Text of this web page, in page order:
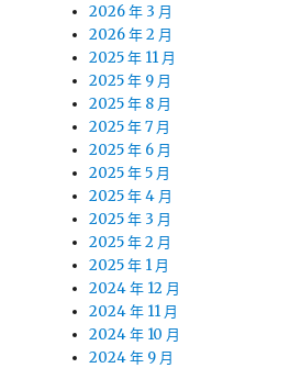
2026 年 3 月
2026 年 2 月
2025 年 11 月
2025 年 9 月
2025 年 8 月
2025 年 7 月
2025 年 6 月
2025 年 5 月
2025 年 4 月
2025 年 3 月
2025 年 2 月
2025 年 1 月
2024 年 12 月
2024 年 11 月
2024 年 10 月
2024 年 9 月